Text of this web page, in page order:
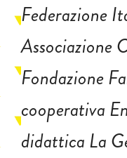
Federazione
Associazione
Fondazione
cooperativa
didattica La